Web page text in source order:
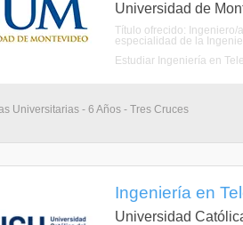
Universidad de
Título ofrecido: Ingeniero/
especialidad de la
Estudiar Ingeniería en
Universitarias - 6 Años - Tres Cruces
Ingeniería en
Universidad